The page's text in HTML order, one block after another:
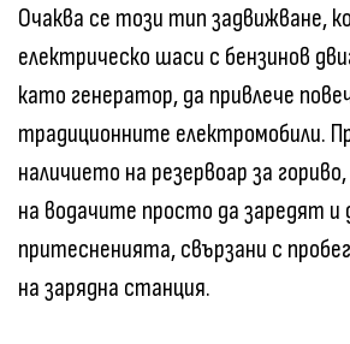
Очаква се този тип задвижване,
електрическо шаси с бензинов
като генератор, да привлече
традиционните електромобили.
наличието на резервоар за
на водачите просто да заредят и
притесненията, свързани с
на зарядна станция.